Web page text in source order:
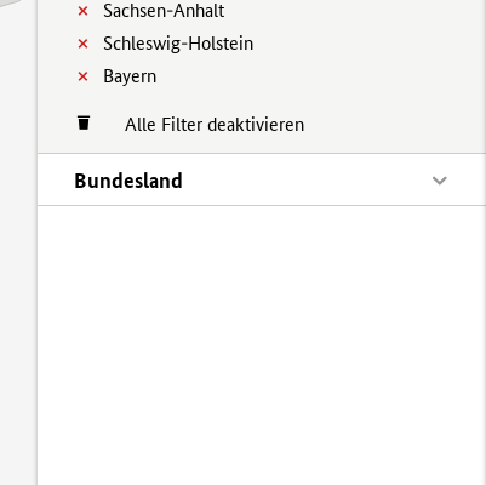
Sachsen-Anhalt
Schleswig-Holstein
Bayern
Alle Filter deaktivieren
Bundesland